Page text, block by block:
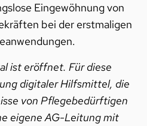
Eingewöhnung von
bei der erstmaligen
ist eröffnet. Für diese
digitaler Hilfsmittel, die
von Pflegebedürftigen
eigene AG-Leitung mit